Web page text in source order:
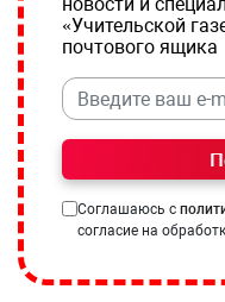
«Учительской
почтового ящика
Соглашаюсь с
согласие на